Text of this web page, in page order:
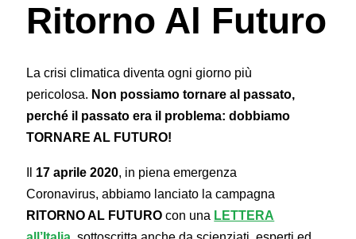
Ritorno Al Futuro
La crisi climatica diventa ogni giorno più
pericolosa. Non possiamo tornare al passato,
perché il passato era il problema: dobbiamo
TORNARE AL FUTURO!
Il 17 aprile 2020, in piena emergenza
Coronavirus, abbiamo lanciato la campagna
RITORNO AL FUTURO con una LETTERA